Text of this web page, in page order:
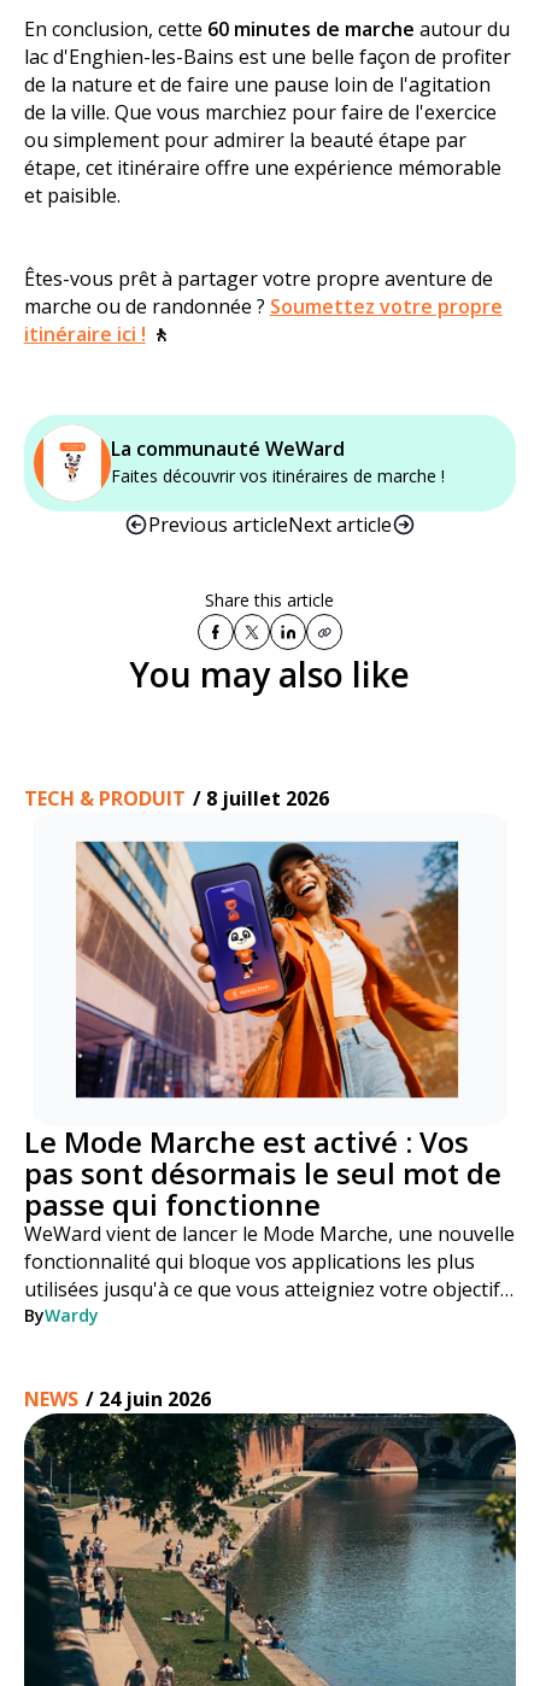
En conclusion, cette 60 minutes de marche autour du
lac d'Enghien-les-Bains est une belle façon de profiter
de la nature et de faire une pause loin de l'agitation
de la ville. Que vous marchiez pour faire de l'exercice
ou simplement pour admirer la beauté étape par
étape, cet itinéraire offre une expérience mémorable
et paisible.
Êtes-vous prêt à partager votre propre aventure de
marche ou de randonnée ? Soumettez votre propre
itinéraire ici ! 🚶
La communauté WeWard
Faites découvrir vos itinéraires de marche !
Previous articleNext article
Share this article
You may also like
TECH & PRODUIT / 8 juillet 2026
Le Mode Marche est activé : Vos
pas sont désormais le seul mot de
passe qui fonctionne
WeWard vient de lancer le Mode Marche, une nouvelle
fonctionnalité qui bloque vos applications les plus
utilisées jusqu'à ce que vous atteigniez votre objectif
de pas. Voici comment cela fonctionne, étape par
ByWardy
NEWS / 24 juin 2026